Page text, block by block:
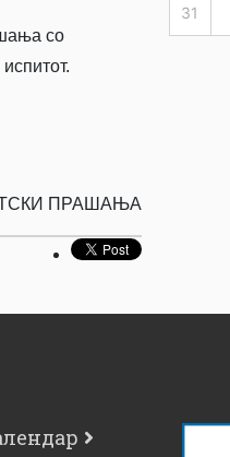
со
ПРАШАЊА
31